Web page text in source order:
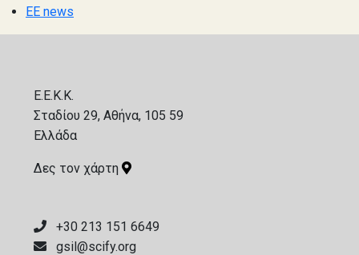
ΕΕ news
E.E.K.K.
Σταδίου 29, Αθήνα, 105 59
Ελλάδα
Δες τον χάρτη
+30 213 151 6649
gsil@scify.org